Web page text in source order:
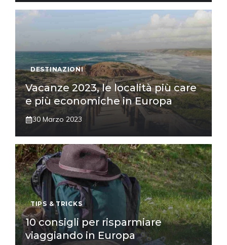
DESTINAZIONI
Vacanze 2023, le località più care
e più economiche in Europa
30 Marzo 2023
TIPS & TRICKS
10 consigli per risparmiare
viaggiando in Europa